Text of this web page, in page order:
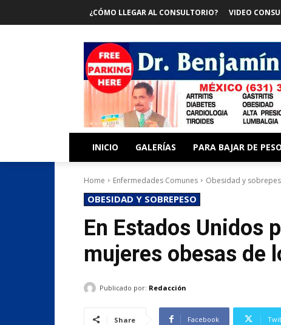
¿CÓMO LLEGAR AL CONSULTORIO? VIDEO
INICIO GALERÍAS PARA BAJAR DE PESO
Home Enfermedades Comunes Obesidad y
OBESIDAD Y SOBREPESO
En Estados Unidos
mujeres obesas de
Publicado por: Redacción
Share Facebook